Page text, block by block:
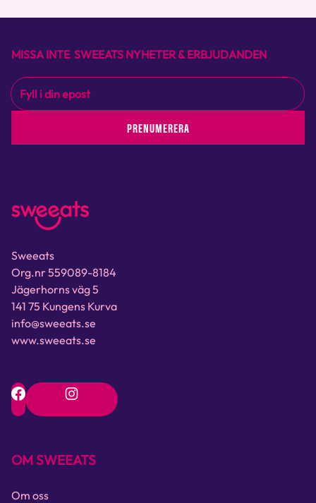
MISSA INTE SWEEATS NYHETER & ERBJUDANDEN
PRENUMERERA
Sweeats
Org.nr 559089-8184
Jägerhorns väg 5
141 75 Kungens Kurva
info@sweeats.se
www.sweeats.se
OM SWEEATS
Om oss